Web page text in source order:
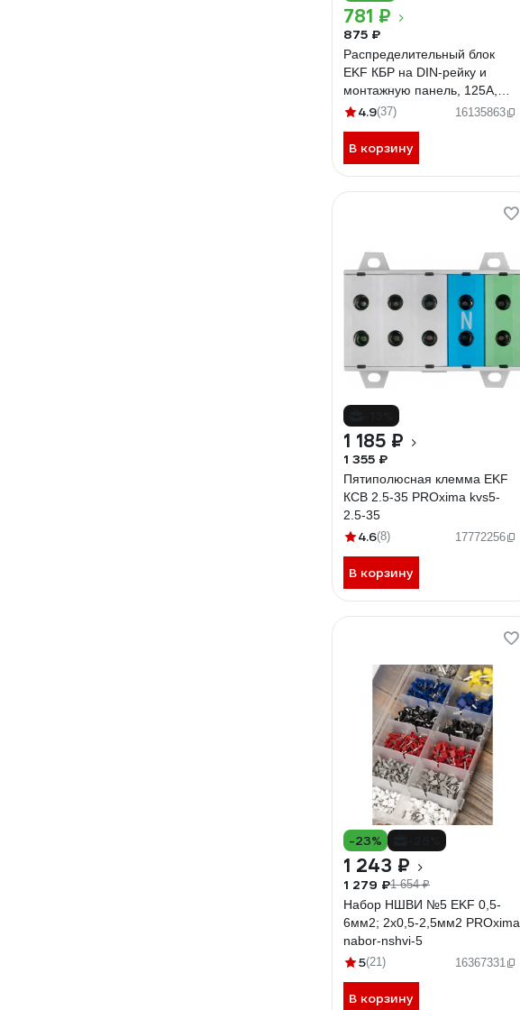
781 ₽
875 ₽
Распределительный блок
EKF КБР на DIN-рейку и
монтажную панель, 125A,
PROxima plc-kbr125
4.9(37) 16135863
В корзину
1 185 ₽
1 355 ₽
Пятиполюсная клемма EKF
КСВ 2.5-35 PROxima kvs5-
2.5-35
4.6(8) 17772256
В корзину
-23%
1 243 ₽
1 279 ₽1 654 ₽
Набор НШВИ №5 EKF 0,5-
6мм2; 2x0,5-2,5мм2 PROxima
nabor-nshvi-5
5(21) 16367331
В корзину